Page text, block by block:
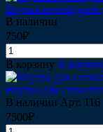
Втулка-
В наличии
750₽
В корзину В
Втулка для
В наличии Арт. 116
7500₽